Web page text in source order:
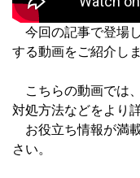
今回の記事で登場
する動画をご紹介し
こちらの動画では
対処方法などをより
お役立ち情報が満
さい。